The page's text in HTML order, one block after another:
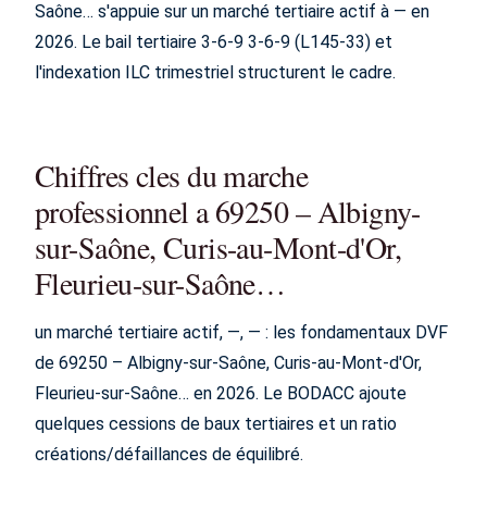
Saône… s'appuie sur un marché tertiaire actif à — en
2026. Le bail tertiaire 3-6-9 3-6-9 (L145-33) et
l'indexation ILC trimestriel structurent le cadre.
Chiffres cles du marche
professionnel a 69250 – Albigny-
sur-Saône, Curis-au-Mont-d'Or,
Fleurieu-sur-Saône…
un marché tertiaire actif, —, — : les fondamentaux DVF
de 69250 – Albigny-sur-Saône, Curis-au-Mont-d'Or,
Fleurieu-sur-Saône… en 2026. Le BODACC ajoute
quelques cessions de baux tertiaires et un ratio
créations/défaillances de équilibré.